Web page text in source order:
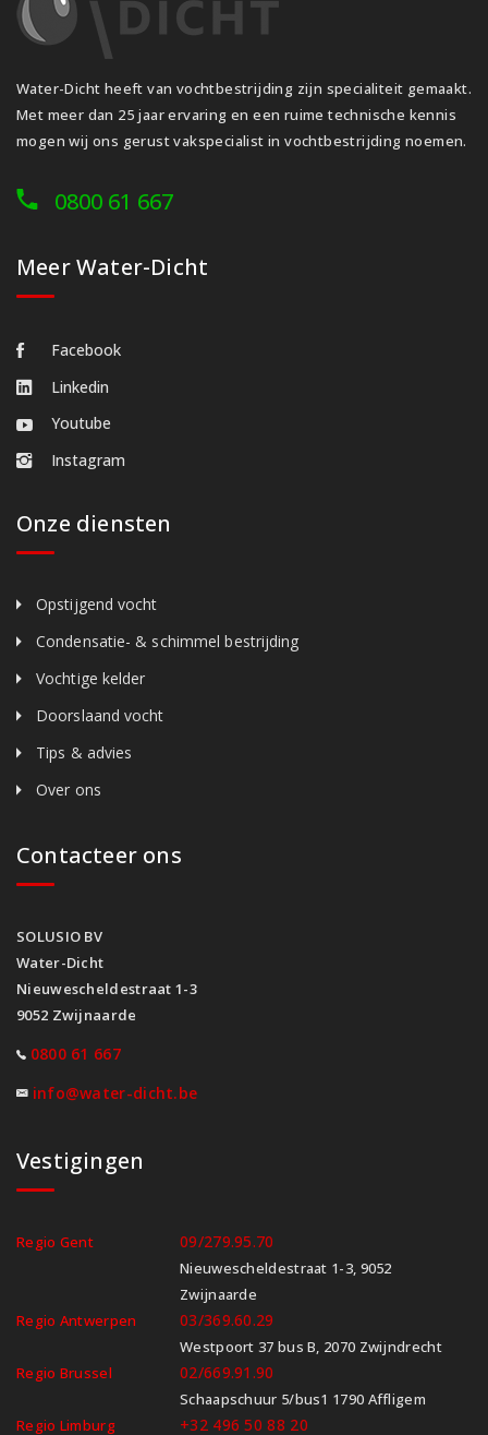
Water-Dicht heeft van vochtbestrijding zijn specialiteit gemaakt.
Met meer dan 25 jaar ervaring en een ruime technische kennis
mogen wij ons gerust vakspecialist in vochtbestrijding noemen.
0800 61 667
Meer Water-Dicht
Facebook
Linkedin
Youtube
Instagram
Onze diensten
Opstijgend vocht
Condensatie- & schimmel bestrijding
Vochtige kelder
Doorslaand vocht
Tips & advies
Over ons
Contacteer ons
SOLUSIO BV
Water-Dicht
Nieuwescheldestraat 1-3
9052 Zwijnaarde
0800 61 667
info@water-dicht.be
Vestigingen
Regio Gent 09/279.95.70
Nieuwescheldestraat 1-3, 9052
Zwijnaarde
Regio Antwerpen
03/369.60.29
Westpoort 37 bus B, 2070 Zwijndrecht
Regio Brussel
02/669.91.90
Schaapschuur 5/bus1 1790 Affligem
Regio Limburg
+32 496 50 88 20